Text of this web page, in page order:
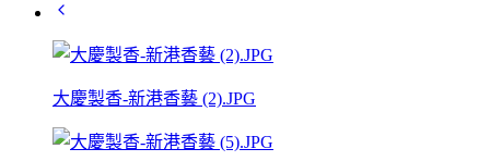
大慶製香-新港香藝 (2).JPG